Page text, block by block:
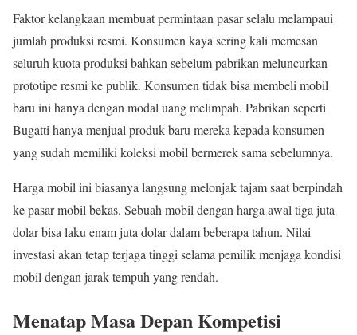
Faktor kelangkaan membuat permintaan pasar selalu melampaui
jumlah produksi resmi. Konsumen kaya sering kali memesan
seluruh kuota produksi bahkan sebelum pabrikan meluncurkan
prototipe resmi ke publik. Konsumen tidak bisa membeli mobil
baru ini hanya dengan modal uang melimpah. Pabrikan seperti
Bugatti hanya menjual produk baru mereka kepada konsumen
yang sudah memiliki koleksi mobil bermerek sama sebelumnya.
Harga mobil ini biasanya langsung melonjak tajam saat berpindah
ke pasar mobil bekas. Sebuah mobil dengan harga awal tiga juta
dolar bisa laku enam juta dolar dalam beberapa tahun. Nilai
investasi akan tetap terjaga tinggi selama pemilik menjaga kondisi
mobil dengan jarak tempuh yang rendah.
Menatap Masa Depan Kompetisi